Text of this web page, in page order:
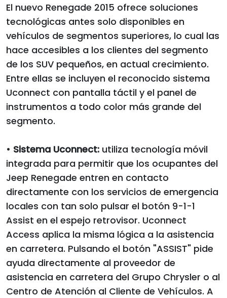
El nuevo Renegade 2015 ofrece soluciones
tecnológicas antes solo disponibles en
vehículos de segmentos superiores, lo cual las
hace accesibles a los clientes del segmento
de los SUV pequeños, en actual crecimiento.
Entre ellas se incluyen el reconocido sistema
Uconnect con pantalla táctil y el panel de
instrumentos a todo color más grande del
segmento.
• Sistema Uconnect: utiliza tecnología móvil
integrada para permitir que los ocupantes del
Jeep Renegade entren en contacto
directamente con los servicios de emergencia
locales con tan solo pulsar el botón 9-1-1
Assist en el espejo retrovisor. Uconnect
Access aplica la misma lógica a la asistencia
en carretera. Pulsando el botón "ASSIST" pide
ayuda directamente al proveedor de
asistencia en carretera del Grupo Chrysler o al
Centro de Atención al Cliente de Vehículos. A